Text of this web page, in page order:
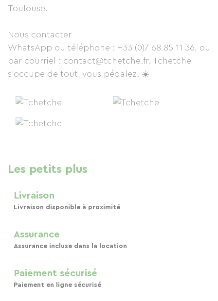
Toulouse.
Nous contacter
WhatsApp ou téléphone : +33 (0)7 68 85 11 36, ou
par courriel : contact@tchetche.fr. Tchetche
s'occupe de tout, vous pédalez. ☀️
Les petits plus
Livraison
Livraison disponible à proximité
Assurance
Assurance incluse dans la location
Paiement sécurisé
Paiement en ligne sécurisé